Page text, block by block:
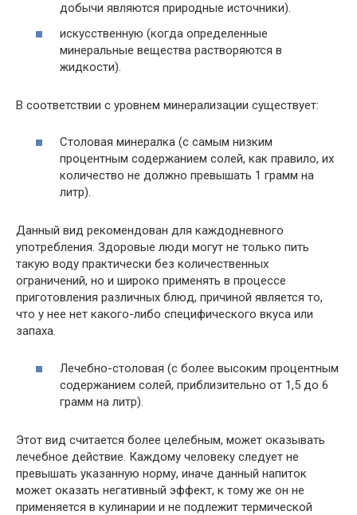
добычи являются природные источники).
искусственную (когда определенные
минеральные вещества растворяются в
жидкости).
В соответствии с уровнем минерализации существует:
Столовая минералка (с самым низким
процентным содержанием солей, как правило, их
количество не должно превышать 1 грамм на
литр).
Данный вид рекомендован для каждодневного
употребления. Здоровые люди могут не только пить
такую воду практически без количественных
ограничений, но и широко применять в процессе
приготовления различных блюд, причиной является то,
что у нее нет какого-либо специфического вкуса или
запаха.
Лечебно-столовая (с более высоким процентным
содержанием солей, приблизительно от 1,5 до 6
грамм на литр).
Этот вид считается более целебным, может оказывать
лечебное действие. Каждому человеку следует не
превышать указанную норму, иначе данный напиток
может оказать негативный эффект, к тому же он не
применяется в кулинарии и не подлежит термической